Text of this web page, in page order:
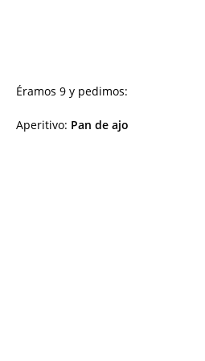
Éramos 9 y pedimos:
Aperitivo: Pan de ajo